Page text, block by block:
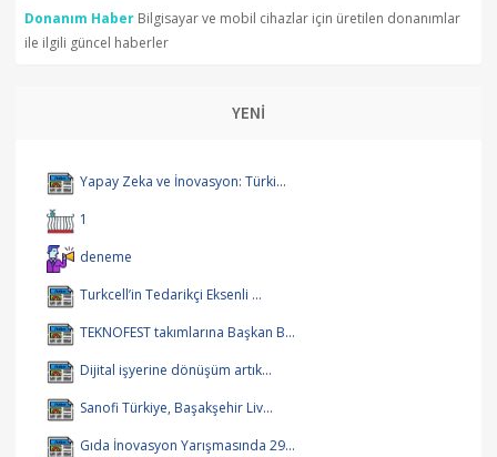
Donanım Haber Bilgisayar ve mobil cihazlar için üretilen donanımlar
ile ilgili güncel haberler
YENİ
Yapay Zeka ve İnovasyon: Türki...
1
deneme
Turkcell’in Tedarikçi Eksenli ...
TEKNOFEST takımlarına Başkan B...
Dijital işyerine dönüşüm artık...
Sanofi Türkiye, Başakşehir Liv...
Gıda İnovasyon Yarışmasında 29...